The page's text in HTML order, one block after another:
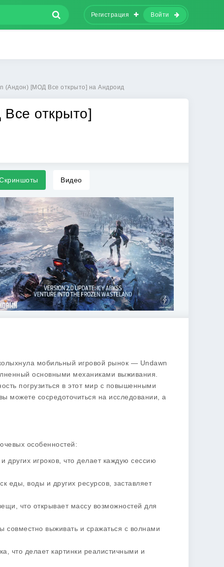
Регистрация Войти
(Андон) [МОД Все открыто] на Андроид
открыто]
Видео
мобильный игровой рынок — Undawn
основными механиками выживания.
погрузиться в этот мир с повышенными
можете сосредоточиться на исследовании, а
особенностей:
игроков, что делает каждую сессию
еды, воды и других ресурсов, заставляет
что открывает массу возможностей для
совместно выживать и сражаться с волнами
что делает картинки реалистичными и